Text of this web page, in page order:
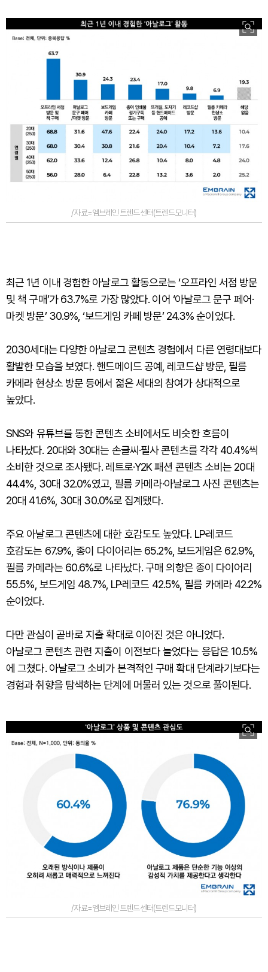
/자료=엠브레인 트렌드센터(트렌드모니터)
최근 1년 이내 경험한 아날로그 활동으로는 ‘오프라인 서점 방문
및 책 구매’가 63.7%로 가장 많았다. 이어 ‘아날로그 문구 페어·
마켓 방문’ 30.9%, ‘보드게임 카페 방문’ 24.3% 순이었다.
2030세대는 다양한 아날로그 콘텐츠 경험에서 다른 연령대보다
활발한 모습을 보였다. 핸드메이드 공예, 레코드샵 방문, 필름
카메라 현상소 방문 등에서 젊은 세대의 참여가 상대적으로
높았다.
SNS와 유튜브를 통한 콘텐츠 소비에서도 비슷한 흐름이
나타났다. 20대와 30대는 손글씨·필사 콘텐츠를 각각 40.4%씩
소비한 것으로 조사됐다. 레트로·Y2K 패션 콘텐츠 소비는 20대
44.4%, 30대 32.0%였고, 필름 카메라·아날로그 사진 콘텐츠는
20대 41.6%, 30대 30.0%로 집계됐다.
주요 아날로그 콘텐츠에 대한 호감도도 높았다. LP·레코드
호감도는 67.9%, 종이 다이어리는 65.2%, 보드게임은 62.9%,
필름 카메라는 60.6%로 나타났다. 구매 의향은 종이 다이어리
55.5%, 보드게임 48.7%, LP·레코드 42.5%, 필름 카메라 42.2%
순이었다.
다만 관심이 곧바로 지출 확대로 이어진 것은 아니었다.
아날로그 콘텐츠 관련 지출이 이전보다 늘었다는 응답은 10.5%
에 그쳤다. 아날로그 소비가 본격적인 구매 확대 단계라기보다는
경험과 취향을 탐색하는 단계에 머물러 있는 것으로 풀이된다.
/자료=엠브레인 트렌드센터(트렌드모니터)